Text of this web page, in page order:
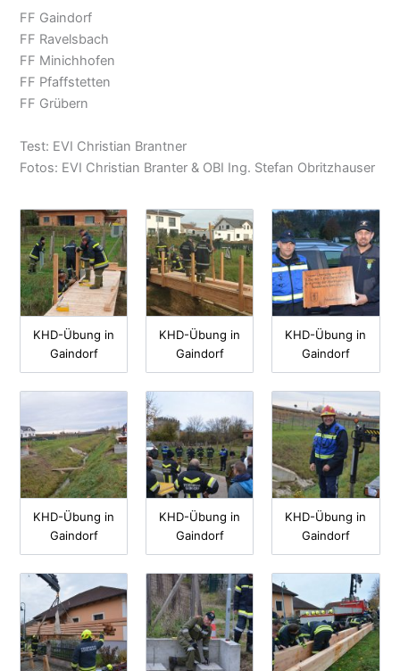
FF Gaindorf
FF Ravelsbach
FF Minichhofen
FF Pfaffstetten
FF Grübern
Test: EVI Christian Brantner
Fotos: EVI Christian Branter & OBI Ing. Stefan Obritzhauser
KHD-Übung in
Gaindorf
KHD-Übung in
Gaindorf
KHD-Übung in
Gaindorf
KHD-Übung in
Gaindorf
KHD-Übung in
Gaindorf
KHD-Übung in
Gaindorf